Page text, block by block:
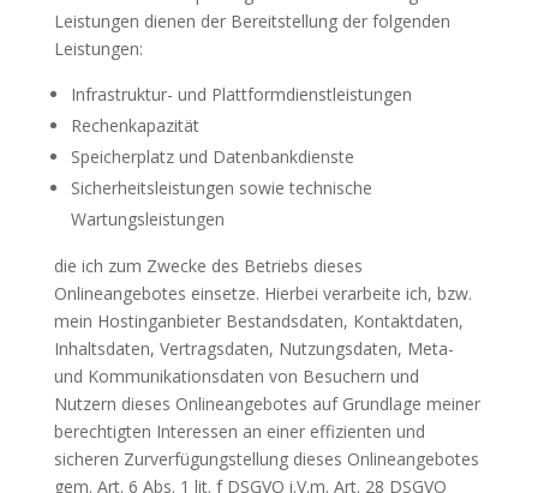
Leistungen dienen der Bereitstellung der folgenden
Leistungen:
Infrastruktur- und Plattformdienstleistungen
Rechenkapazität
Speicherplatz und Datenbankdienste
Sicherheitsleistungen sowie technische
Wartungsleistungen
die ich zum Zwecke des Betriebs dieses
Onlineangebotes einsetze. Hierbei verarbeite ich, bzw.
mein Hostinganbieter Bestandsdaten, Kontaktdaten,
Inhaltsdaten, Vertragsdaten, Nutzungsdaten, Meta-
und Kommunikationsdaten von Besuchern und
Nutzern dieses Onlineangebotes auf Grundlage meiner
berechtigten Interessen an einer effizienten und
sicheren Zurverfügungstellung dieses Onlineangebotes
gem. Art. 6 Abs. 1 lit. f DSGVO i.V.m. Art. 28 DSGVO